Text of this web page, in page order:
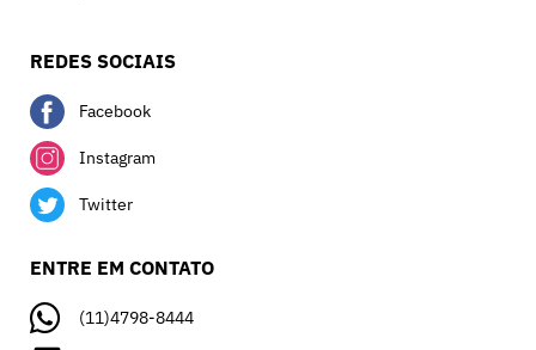
REDES SOCIAIS
Facebook
Instagram
Twitter
ENTRE EM CONTATO
(11)4798-8444